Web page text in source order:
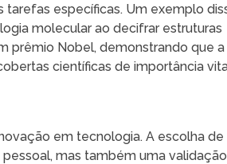
tarefas específicas. Um exemplo
molecular ao decifrar estruturas
prêmio Nobel, demonstrando que a
científicas de importância
em tecnologia. A escolha de
mas também uma validação